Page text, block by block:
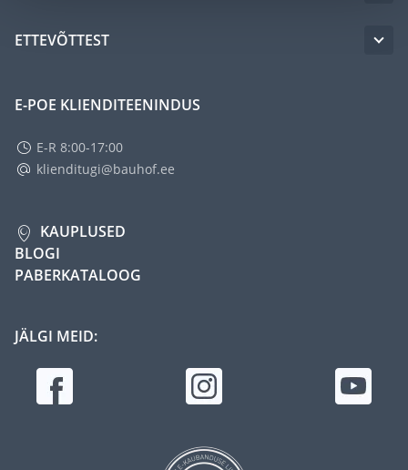
ETTEVÕTTEST
E-POE KLIENDITEENINDUS
E-R 8:00-17:00
klienditugi@bauhof.ee
KAUPLUSED
BLOGI
PABERKATALOOG
JÄLGI MEID: